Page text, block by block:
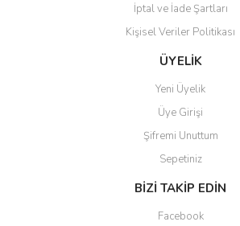
Gönder
İptal ve İade Şartları
Kişisel Veriler Politikası
ÜYELİK
Yeni Üyelik
Üye Girişi
Şifremi Unuttum
Sepetiniz
BİZİ TAKİP EDİN
Facebook